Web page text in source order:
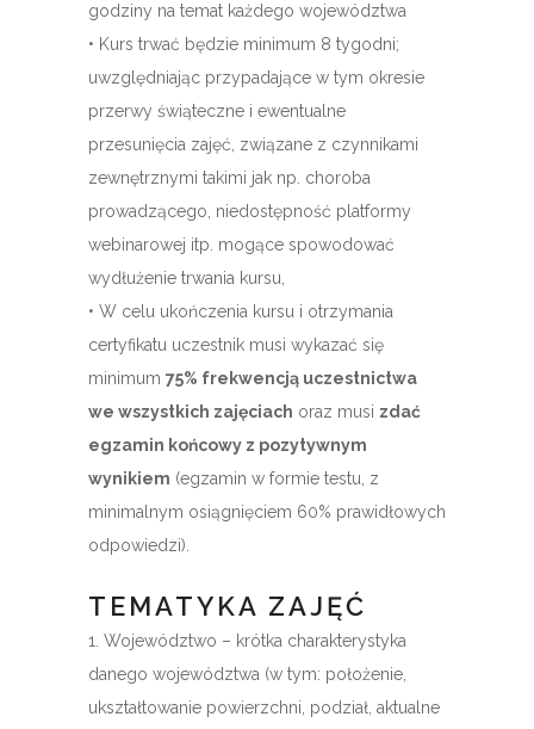
godziny na temat każdego województwa
• Kurs trwać będzie minimum 8 tygodni;
uwzględniając przypadające w tym okresie
przerwy świąteczne i ewentualne
przesunięcia zajęć, związane z czynnikami
zewnętrznymi takimi jak np. choroba
prowadzącego, niedostępność platformy
webinarowej itp. mogące spowodować
wydłużenie trwania kursu,
• W celu ukończenia kursu i otrzymania
certyfikatu uczestnik musi wykazać się
minimum 75% frekwencją uczestnictwa
we wszystkich zajęciach oraz musi zdać
egzamin końcowy z pozytywnym
wynikiem (egzamin w formie testu, z
minimalnym osiągnięciem 60% prawidłowych
odpowiedzi).
TEMATYKA ZAJĘĆ
1. Województwo – krótka charakterystyka
danego województwa (w tym: położenie,
ukształtowanie powierzchni, podział, aktualne